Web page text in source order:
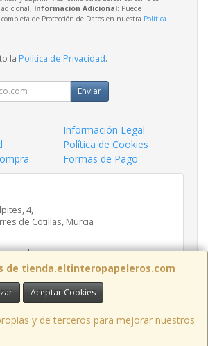
de tienda.eltinteropapeleros.com
Aceptar Cookies
y de terceros para mejorar nuestros
Información Adicional: Puede
de Protección de Datos en nuestra Política
la Política de Privacidad.
Enviar
Información Legal
Política de Cookies
Formas de Pago
4,
de Cotillas, Murcia
a 20:30